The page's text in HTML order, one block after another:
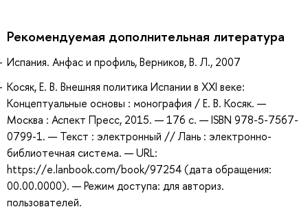
Рекомендуемая дополнительная литература
Испания. Анфас и профиль, Верников, В. Л., 2007
Косяк, Е. В. Внешняя политика Испании в XXI веке:
Концептуальные основы : монография / Е. В. Косяк. —
Москва : Аспект Пресс, 2015. — 176 с. — ISBN 978-5-7567-
0799-1. — Текст : электронный // Лань : электронно-
библиотечная система. — URL:
https://e.lanbook.com/book/97254 (дата обращения:
00.00.0000). — Режим доступа: для авториз.
пользователей.